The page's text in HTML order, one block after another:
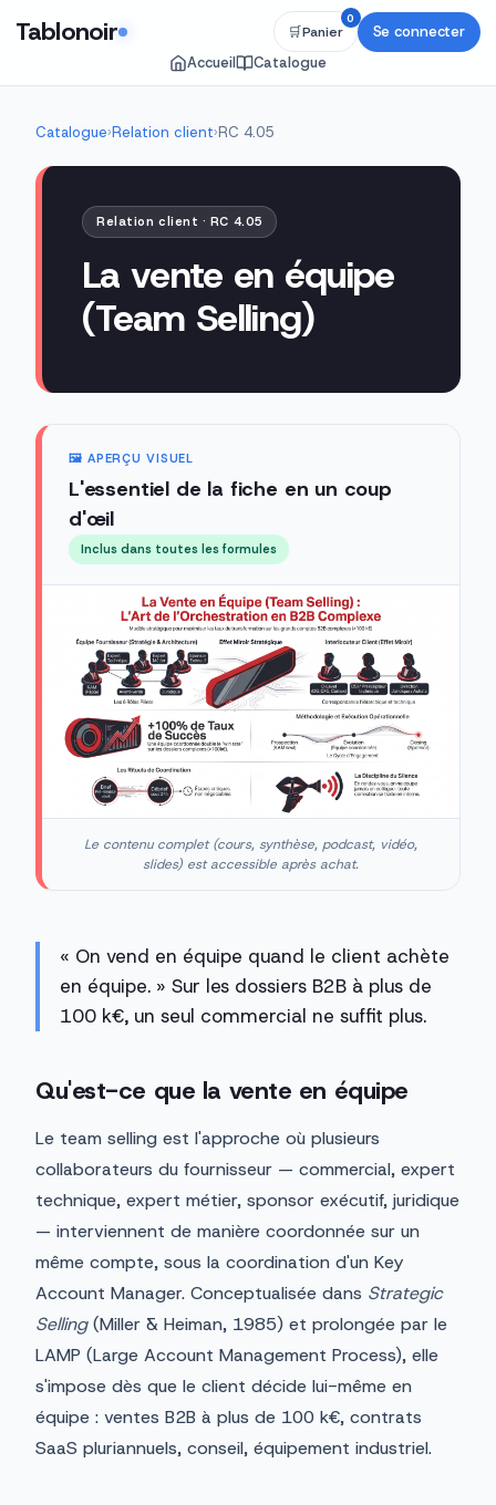
Tablonoir
Accueil Catalogue
🛒Panier
0
Se connecter
Catalogue›Relation client›RC 4.05
Relation client · RC 4.05
La vente en équipe
(Team Selling)
🖼️ APERÇU VISUEL
L'essentiel de la fiche en un coup
d'œil
Inclus dans toutes les formules
Le contenu complet (cours, synthèse, podcast, vidéo,
slides) est accessible après achat.
« On vend en équipe quand le client achète
en équipe. » Sur les dossiers B2B à plus de
100 k€, un seul commercial ne suffit plus.
Qu'est-ce que la vente en équipe
Le team selling est l'approche où plusieurs
collaborateurs du fournisseur — commercial, expert
technique, expert métier, sponsor exécutif, juridique
— interviennent de manière coordonnée sur un
même compte, sous la coordination d'un Key
Account Manager. Conceptualisée dans Strategic
Selling(Miller & Heiman, 1985) et prolongée par le
LAMP (Large Account Management Process), elle
s'impose dès que le client décide lui-même en
équipe : ventes B2B à plus de 100 k€, contrats
SaaS pluriannuels, conseil, équipement industriel.